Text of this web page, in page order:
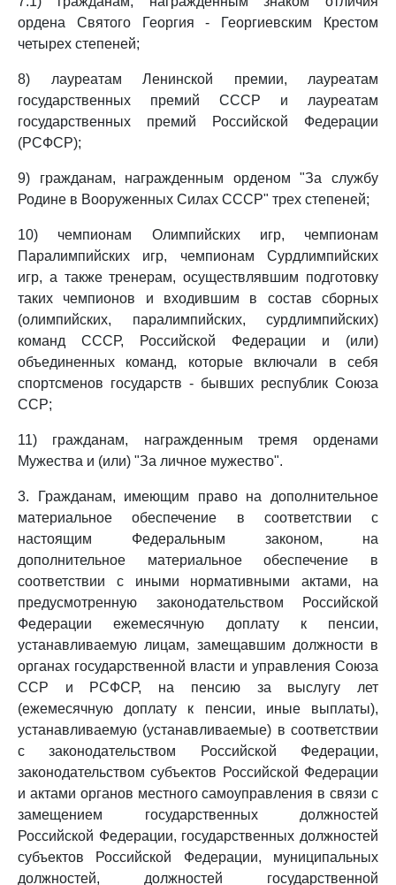
ордена Святого Георгия - Георгиевским Крестом
четырех степеней;
8) лауреатам Ленинской премии, лауреатам
государственных премий СССР и лауреатам
государственных премий Российской Федерации
(РСФСР);
9) гражданам, награжденным орденом "За службу
Родине в Вооруженных Силах СССР" трех степеней;
10) чемпионам Олимпийских игр, чемпионам
Паралимпийских игр, чемпионам Сурдлимпийских
игр, а также тренерам, осуществлявшим подготовку
таких чемпионов и входившим в состав сборных
(олимпийских, паралимпийских, сурдлимпийских)
команд СССР, Российской Федерации и (или)
объединенных команд, которые включали в себя
спортсменов государств - бывших республик Союза
ССР;
11) гражданам, награжденным тремя орденами
Мужества и (или) "За личное мужество".
3. Гражданам, имеющим право на дополнительное
материальное обеспечение в соответствии с
настоящим Федеральным законом, на
дополнительное материальное обеспечение в
соответствии с иными нормативными актами, на
предусмотренную законодательством Российской
Федерации ежемесячную доплату к пенсии,
устанавливаемую лицам, замещавшим должности в
органах государственной власти и управления Союза
ССР и РСФСР, на пенсию за выслугу лет
(ежемесячную доплату к пенсии, иные выплаты),
устанавливаемую (устанавливаемые) в соответствии
с законодательством Российской Федерации,
законодательством субъектов Российской Федерации
и актами органов местного самоуправления в связи с
замещением государственных должностей
Российской Федерации, государственных должностей
субъектов Российской Федерации, муниципальных
должностей, должностей государственной